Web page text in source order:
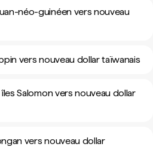
néo-guinéen vers nouveau
vers nouveau dollar taïwanais
Salomon vers nouveau dollar
vers nouveau dollar